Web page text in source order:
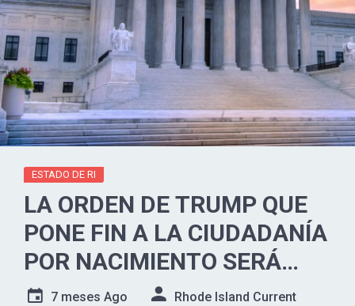
ESTADO DE RI
LA ORDEN DE TRUMP QUE
PONE FIN A LA CIUDADANÍA
POR NACIMIENTO SERÁ
DEBATIDO EN LA CORTE
7 meses Ago Rhode Island Current